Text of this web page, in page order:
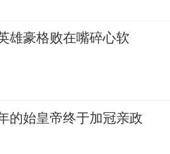
雄豪格败在嘴碎心软
的始皇帝终于加冠亲政